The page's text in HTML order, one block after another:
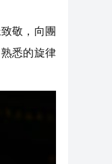
敬，向團
悉的旋律